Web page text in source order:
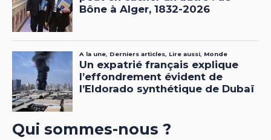
Qui sommes-nous ?